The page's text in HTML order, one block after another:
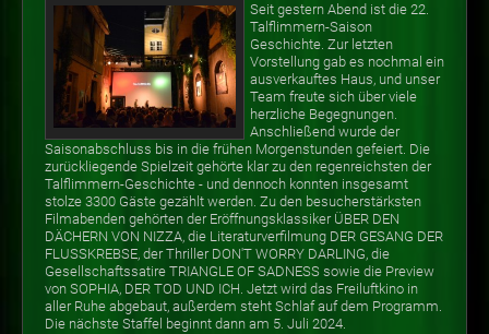
Seit gestern Abend ist die 22.
Talflimmern-Saison
Geschichte. Zur letzten
Vorstellung gab es nochmal ein
ausverkauftes Haus, und unser
Team freute sich über viele
herzliche Begegnungen.
Anschließend wurde der
Saisonabschluss bis in die frühen Morgenstunden gefeiert. Die
zurückliegende Spielzeit gehörte klar zu den regenreichsten der
Talflimmern-Geschichte - und dennoch konnten insgesamt
stolze 3300 Gäste gezählt werden. Zu den besucherstärksten
Filmabenden gehörten der Eröffnungsklassiker ÜBER DEN
DÄCHERN VON NIZZA, die Literaturverfilmung DER GESANG DER
FLUSSKREBSE, der Thriller DON'T WORRY DARLING, die
Gesellschaftssatire TRIANGLE OF SADNESS sowie die Preview
von SOPHIA, DER TOD UND ICH. Jetzt wird das Freiluftkino in
aller Ruhe abgebaut, außerdem steht Schlaf auf dem Programm.
Die nächste Staffel beginnt dann am 5. Juli 2024.